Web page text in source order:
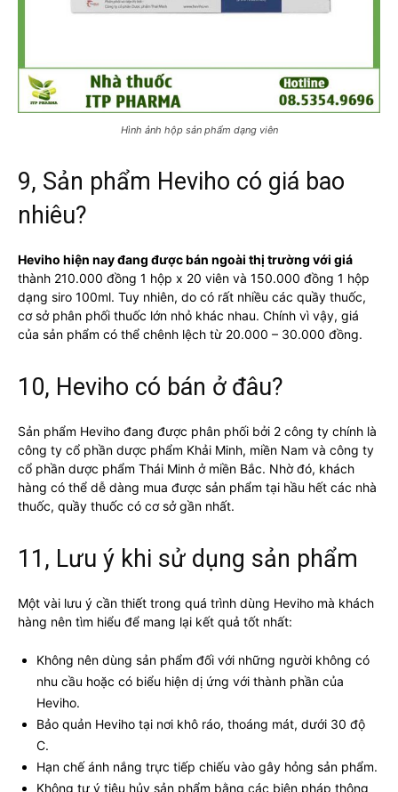
Hình ảnh hộp sản phẩm dạng viên
9, Sản phẩm Heviho có giá bao
nhiêu?
Heviho hiện nay đang được bán ngoài thị trường với giá
thành 210.000 đồng 1 hộp x 20 viên và 150.000 đồng 1 hộp
dạng siro 100ml. Tuy nhiên, do có rất nhiều các quầy thuốc,
cơ sở phân phối thuốc lớn nhỏ khác nhau. Chính vì vậy, giá
của sản phẩm có thể chênh lệch từ 20.000 – 30.000 đồng.
10, Heviho có bán ở đâu?
Sản phẩm Heviho đang được phân phối bởi 2 công ty chính là
công ty cổ phần dược phẩm Khải Minh, miền Nam và công ty
cổ phần dược phẩm Thái Minh ở miền Bắc. Nhờ đó, khách
hàng có thể dễ dàng mua được sản phẩm tại hầu hết các nhà
thuốc, quầy thuốc có cơ sở gần nhất.
11, Lưu ý khi sử dụng sản phẩm
Một vài lưu ý cần thiết trong quá trình dùng Heviho mà khách
hàng nên tìm hiểu để mang lại kết quả tốt nhất:
Không nên dùng sản phẩm đối với những người không có
nhu cầu hoặc có biểu hiện dị ứng với thành phần của
Heviho.
Bảo quản Heviho tại nơi khô ráo, thoáng mát, dưới 30 độ
C.
Hạn chế ánh nắng trực tiếp chiếu vào gây hỏng sản phẩm.
Không tự ý tiêu hủy sản phẩm bằng các biện pháp thông